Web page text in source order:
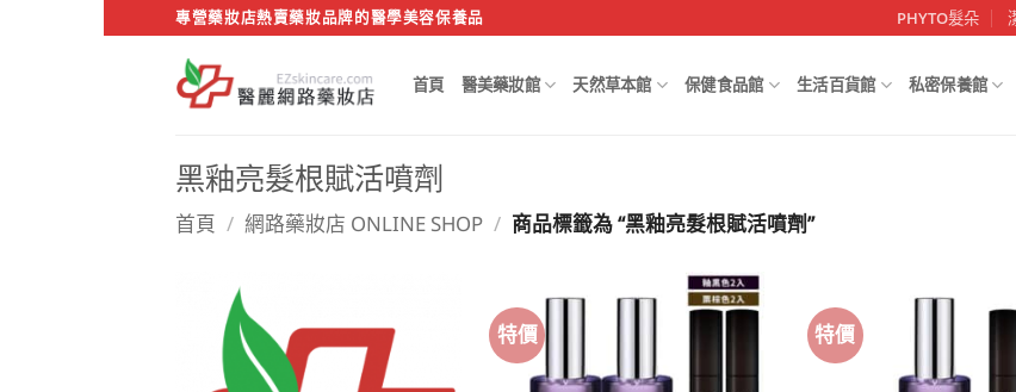
to
專營藥妝店熱賣藥妝品牌的醫學美容保養品 PHYTO髮朵
首頁 醫美藥妝館 天然草本館 保健食品館 生活百貨館 私密保養館
黑釉亮髮根賦活噴劑
首頁 / 網路藥妝店 ONLINE SHOP / 商品標籤為 “黑釉亮髮根賦活噴劑”
特價 特價